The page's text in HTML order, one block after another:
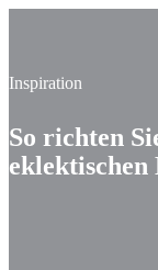
Inspiration
So richten